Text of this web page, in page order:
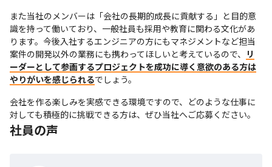
また当社のメンバーは「会社の長期的成長に貢献する」と目的意
識を持って働いており、一般社員も採用や教育に関わる文化があ
ります。今後入社するエンジニアの方にもマネジメントなど担当
案件の開発以外の業務にも携わってほしいと考えているので、
リ
ーダーとして参画するプロジェクトを成功に導く意欲のある方は
やりがいを感じられるでしょう。
会社を作る楽しみを実感できる環境ですので、どのような仕事に
対しても積極的に挑戦できる方は、ぜひ当社へご応募ください。
社員の声